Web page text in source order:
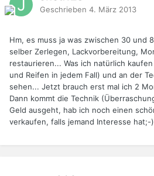
Geschrieben 4. März 2013
Hm, es muss ja was zwischen 30 und
selber Zerlegen, Lackvorbereitung,
restaurieren... Was ich natürlich
und Reifen in jedem Fall) und an der
sehen... Jetzt brauch erst mal ich 2
Dann kommt die Technik
Geld ausgeht, hab ich noch einen
verkaufen, falls jemand Interesse hat;-)